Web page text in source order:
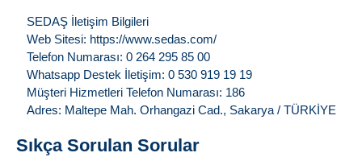
SEDAŞ İletişim Bilgileri
Web Sitesi: https://www.sedas.com/
Telefon Numarası: 0 264 295 85 00
Whatsapp Destek İletişim: 0 530 919 19 19
Müşteri Hizmetleri Telefon Numarası: 186
Adres: Maltepe Mah. Orhangazi Cad., Sakarya / TÜRKİYE
Sıkça Sorulan Sorular